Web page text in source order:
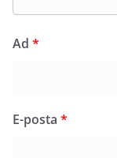
Ad *
E-posta *